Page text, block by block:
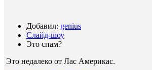
Добавил: genius
Слайд-шоу
Это спам?
Это недалеко от Лас Америкас.